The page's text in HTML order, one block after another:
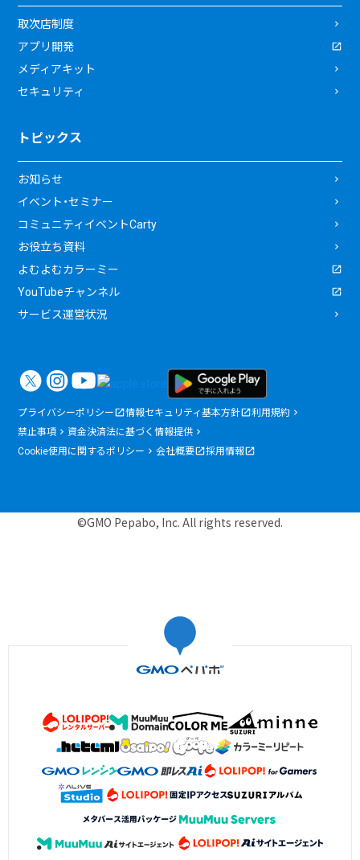
取次店制度
アプリ開発
メディアキット
セキュリティ
トピックス
お知らせ
イベント・セミナー
コミュニティイベントCarty
お役立ち資料
よむよむカラーミー
YouTubeチャンネル
サービス運営状況
プライバシーポリシー 情報セキュリティ基本方針
利用規約
禁止事項
資金決済法に基づく情報提供
Cookie使用に関するポリシー
会社概要 採用情報
©GMO Pepabo, Inc. All rights reserved.